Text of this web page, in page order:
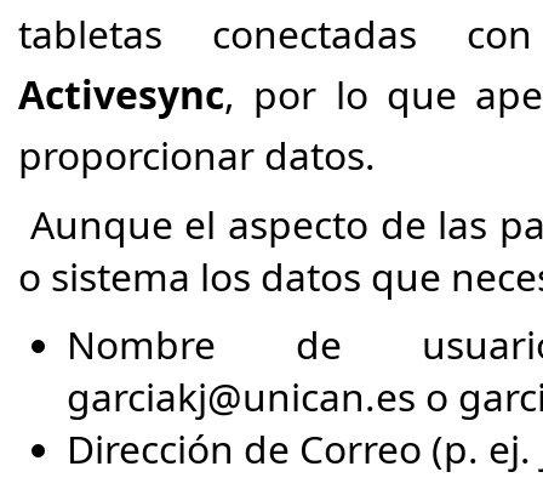
tabletas conectadas
Activesync, por lo que
proporcionar datos.
Aunque el aspecto de las
o sistema los datos que
Nombre de
garciakj@unican.es o
Dirección de Correo (p.